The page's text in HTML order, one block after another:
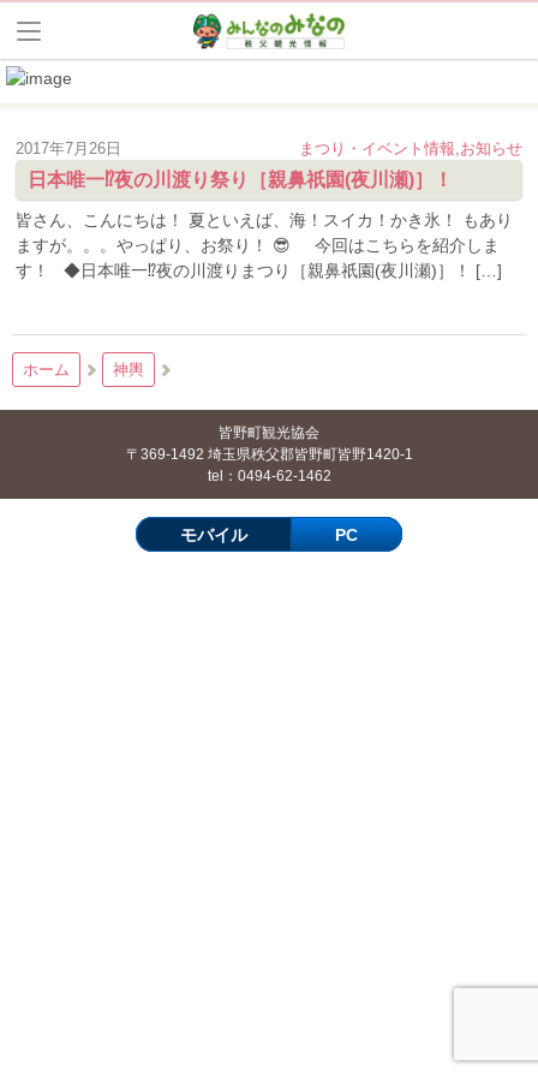
まつり・イベント情報 お知らせ
2017年7月26日
日本唯一⁉夜の川渡り祭り［親鼻祇園(夜川瀬)］！
皆さん、こんにちは！ 夏といえば、海！スイカ！かき氷！ もあり
ますが。。。やっぱり、お祭り！ 😎 今回はこちらを紹介しま
す！ ◆日本唯一⁉夜の川渡りまつり［親鼻祇園(夜川瀬)］！ […]
ホーム 神輿
皆野町観光協会
〒369-1492 埼玉県秩父郡皆野町皆野1420-1
tel：0494-62-1462
モバイル PC